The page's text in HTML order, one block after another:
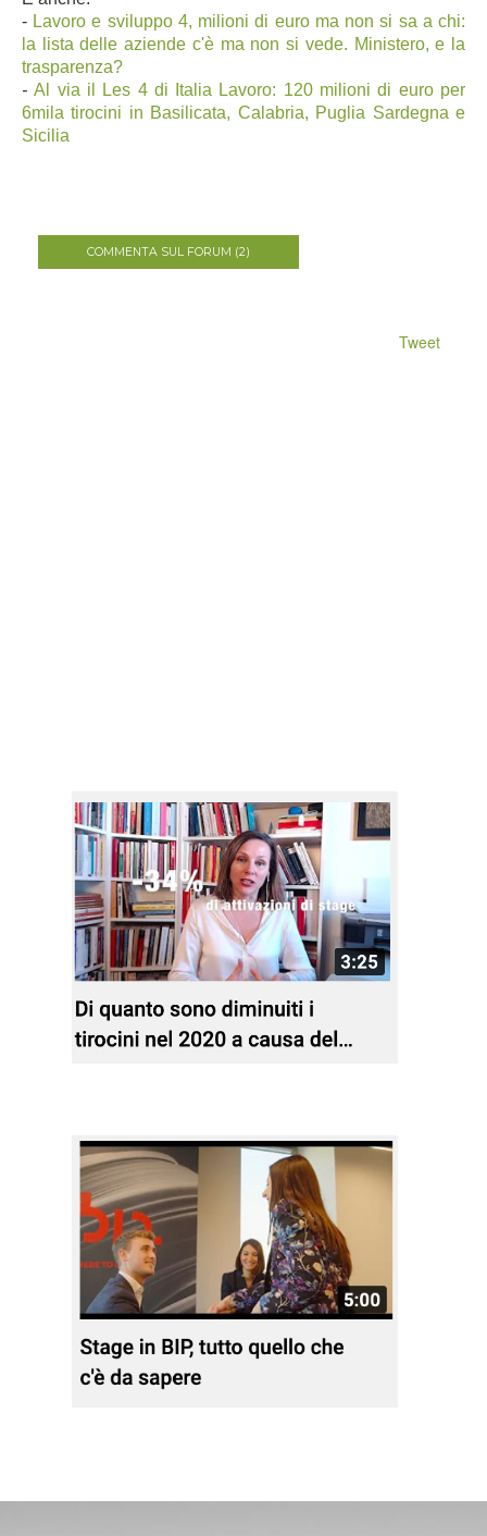
- Lavoro e sviluppo 4, milioni di euro ma non si sa a chi:
la lista delle aziende c'è ma non si vede. Ministero, e la
trasparenza?
-Al via il Les 4 di Italia Lavoro: 120 milioni di euro per
6mila tirocini in Basilicata, Calabria, Puglia Sardegna e
Sicilia
COMMENTA SUL FORUM (2)
Tweet